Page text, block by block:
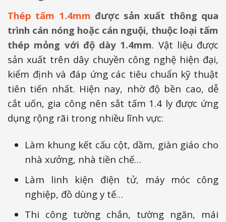
Thép tấm 1.4mm được sản xuất thông qua
trình cán nóng hoặc cán nguội, thuộc loại tấm
thép mỏng với độ dày 1.4mm. Vật liệu được
sản xuất trên dây chuyền công nghệ hiện đại,
kiểm định và đáp ứng các tiêu chuẩn kỹ thuật
tiên tiến nhất. Hiện nay, nhờ độ bền cao, dễ
cắt uốn, gia công nên sắt tấm 1.4 ly được ứng
dụng rộng rãi trong nhiều lĩnh vực:
Làm khung kết cấu cột, dầm, giàn giáo cho
nhà xưởng, nhà tiền chế…
Làm linh kiện điện tử, máy móc công
nghiệp, đồ dùng y tế…
Thi công tường chắn, tường ngăn, mái